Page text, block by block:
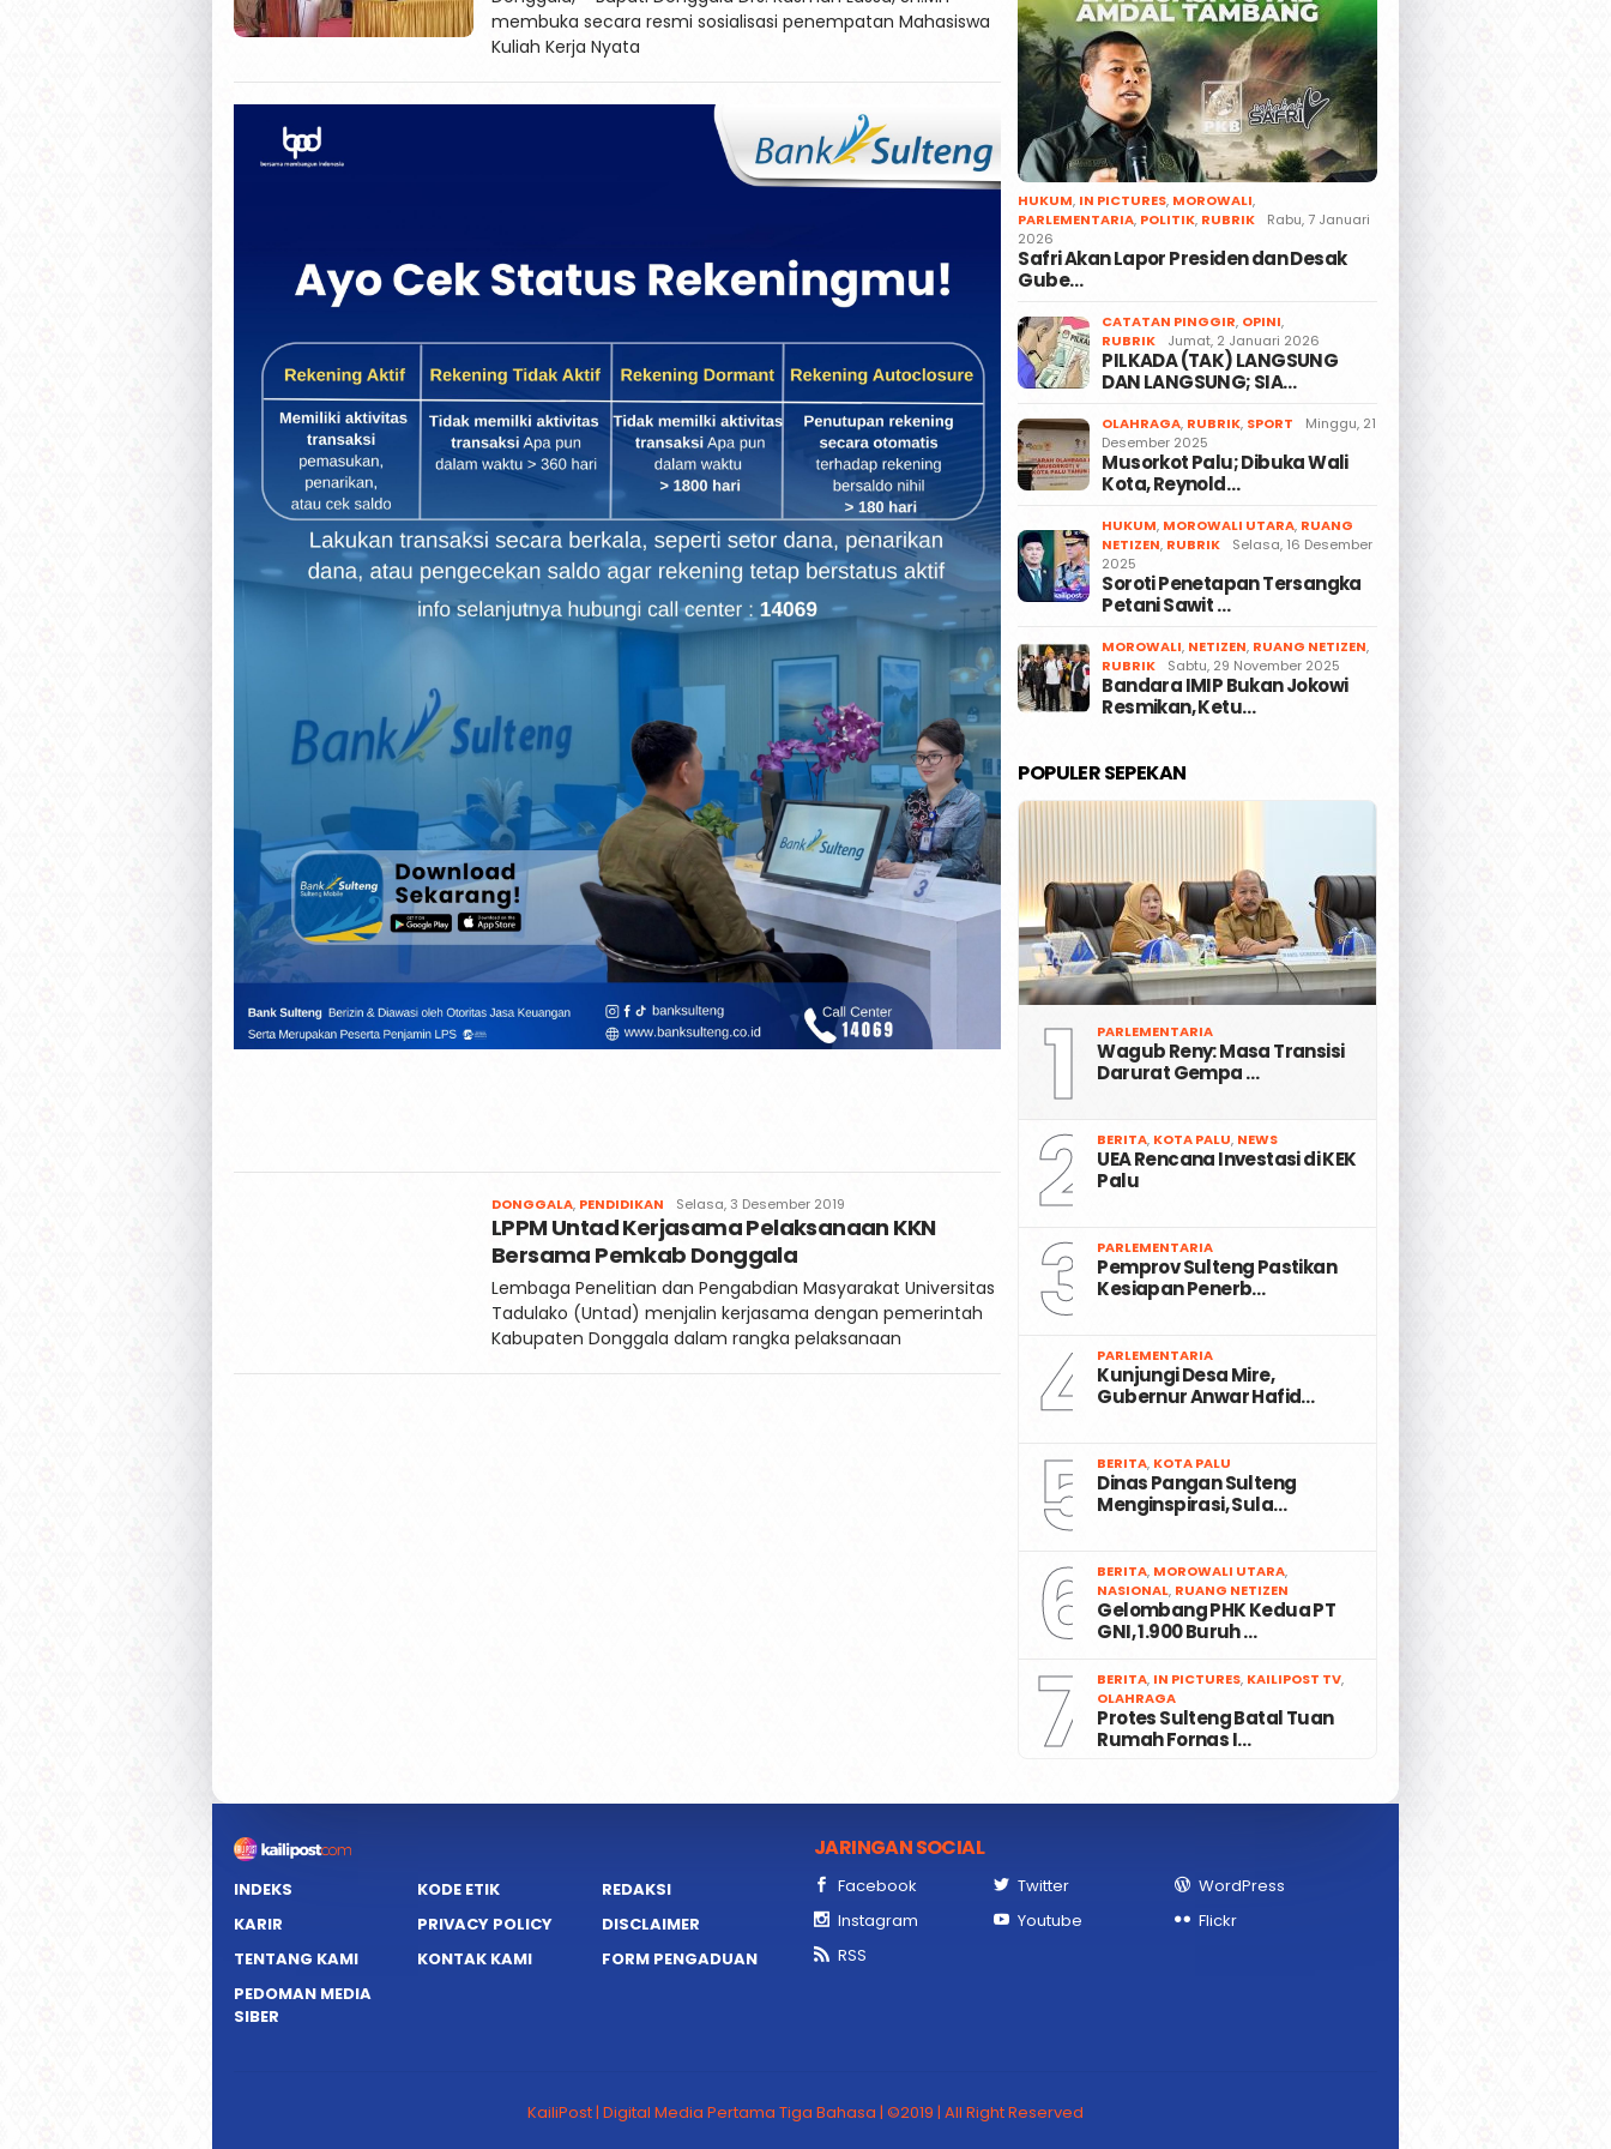
membuka secara resmi sosialisasi penempatan Mahasiswa
Kuliah Kerja Nyata
DONGGALA, PENDIDIKAN Faqih
Selasa, 3 Desember 2019
LPPM Untad Kerjasama Pelaksanaan KKN
Bersama Pemkab Donggala
Lembaga Penelitian dan Pengabdian Masyarakat Universitas
Tadulako (Untad) menjalin kerjasama dengan pemerintah
Kabupaten Donggala dalam rangka pelaksanaan
HUKUM, IN PICTURES, MOROWALI,
PARLEMENTARIA, POLITIK, RUBRIK
Rabu, 7 Januari
2026
Safri Akan Lapor Presiden dan Desak
Gube…
CATATAN PINGGIR, OPINI,
RUBRIK
Jumat, 2 Januari 2026
PILKADA (TAK) LANGSUNG
DAN LANGSUNG; SIA…
OLAHRAGA, RUBRIK, SPORT
Minggu, 21
Desember 2025
Musorkot Palu; Dibuka Wali
Kota, Reynold…
HUKUM, MOROWALI UTARA, RUANG
NETIZEN, RUBRIK
Selasa, 16 Desember
2025
Soroti Penetapan Tersangka
Petani Sawit …
MOROWALI, NETIZEN, RUANG NETIZEN,
RUBRIK
Sabtu, 29 November 2025
Bandara IMIP Bukan Jokowi
Resmikan, Ketu…
POPULER SEPEKAN
1 PARLEMENTARIA
Wagub Reny: Masa Transisi
Darurat Gempa …
2 BERITA, KOTA PALU, NEWS
UEA Rencana Investasi di KEK
Palu
3 PARLEMENTARIA
Pemprov Sulteng Pastikan
Kesiapan Penerb…
4 PARLEMENTARIA
Kunjungi Desa Mire,
Gubernur Anwar Hafid…
5 BERITA, KOTA PALU
Dinas Pangan Sulteng
Menginspirasi, Sula…
6 BERITA, MOROWALI UTARA,
NASIONAL, RUANG NETIZEN
Gelombang PHK Kedua PT
GNI, 1.900 Buruh …
7 BERITA, IN PICTURES, KAILIPOST TV,
OLAHRAGA
Protes Sulteng Batal Tuan
Rumah Fornas I…
INDEKS KODE ETIK
REDAKSI
KARIR
PRIVACY POLICY
DISCLAIMER
TENTANG KAMI
KONTAK KAMI
FORM PENGADUAN
PEDOMAN MEDIA
SIBER
JARINGAN SOCIAL
Facebook Twitter
WordPress
Instagram
Youtube
Flickr
RSS
KailiPost | Digital Media Pertama Tiga Bahasa | ©2019 | All Right Reserved